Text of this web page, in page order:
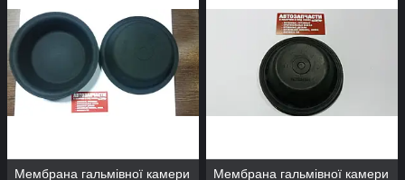
Мембрана гальмівної камери
Мембрана гальмівної камери